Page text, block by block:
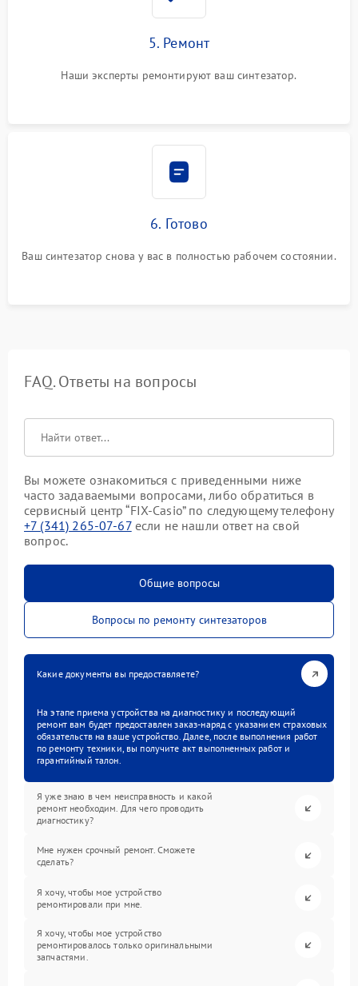
5. Ремонт
Наши эксперты ремонтируют ваш синтезатор.
6. Готово
Ваш синтезатор снова у вас в полностью рабочем состоянии.
FAQ. Ответы на вопросы
Вы можете ознакомиться с приведенными ниже
часто задаваемыми вопросами, либо обратиться в
сервисный центр “FIX-Casio” по следующему телефону
+7 (341) 265-07-67если не нашли ответ на свой
вопрос.
Общие вопросы
Вопросы по ремонту синтезаторов
Какие документы вы предоставляете?
На этапе приема устройства на диагностику и последующий
ремонт вам будет предоставлен заказ-наряд с указанием страховых
обязательств на ваше устройство. Далее, после выполнения работ
по ремонту техники, вы получите акт выполненных работ и
гарантийный талон.
Я уже знаю в чем неисправность и какой
ремонт необходим. Для чего проводить
диагностику?
Мне нужен срочный ремонт. Сможете
сделать?
Я хочу, чтобы мое устройство
ремонтировали при мне.
Я хочу, чтобы мое устройство
ремонтировалось только оригинальными
запчастями.